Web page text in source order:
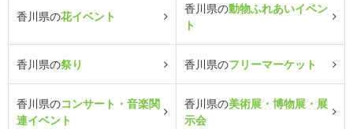
香川県の花イベント
香川県の動物ふれあいイベン
ト
香川県の祭り 香川県のフリーマーケット
香川県のコンサート・音楽関
連イベント
香川県の美術展・博物展・展
示会